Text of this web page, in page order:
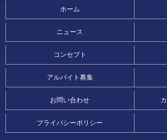
ホーム
ニュース
コンセプト
アルバイト募集
お問い合わせ
プライバシーポリシー